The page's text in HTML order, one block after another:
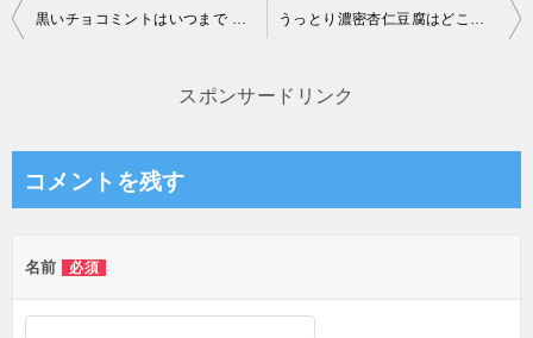
投
ー
ョ
ン
スポンサードリンク
コメントを残す
名前 必須